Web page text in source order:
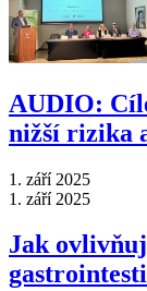
AUDIO:
nižší rizika
1. září 2025
1. září 2025
Jak